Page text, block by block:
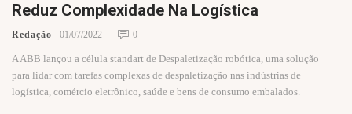
Reduz Complexidade Na Logística
Redação 01/07/2022 0
A ABB lançou a célula standart de Despaletização robótica, uma solução
para lidar com tarefas complexas de despaletização nas indústrias de
logística, comércio eletrônico, saúde e bens de consumo embalados.